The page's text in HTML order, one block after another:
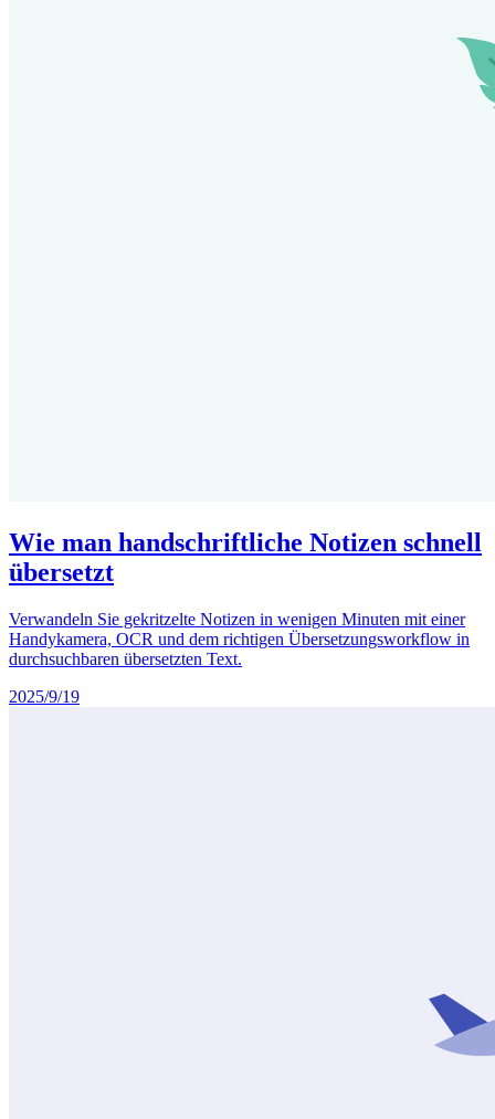
Wie man handschriftliche Notizen schnell
übersetzt
Verwandeln Sie gekritzelte Notizen in wenigen Minuten mit einer
Handykamera, OCR und dem richtigen Übersetzungsworkflow in
durchsuchbaren übersetzten Text.
2025/9/19